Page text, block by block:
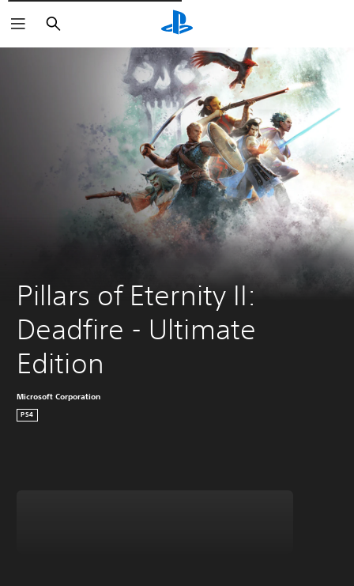
Cerca
Pillars of Eternity II:
Deadfire - Ultimate
Edition
Microsoft Corporation
PS4